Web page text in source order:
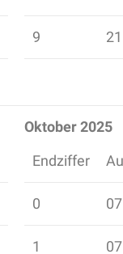
9
Oktober 2025
Endziffer
0
1